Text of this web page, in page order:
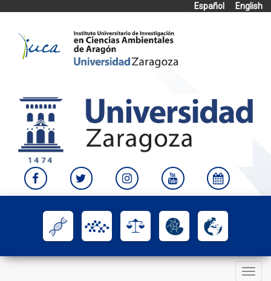
Español
English
content
Toggle
navigation